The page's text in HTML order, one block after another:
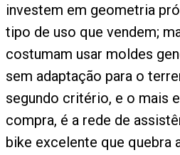
investem em geometria
tipo de uso que vendem;
costumam usar moldes
sem adaptação para o
segundo critério, e o mais
compra, é a rede de
bike excelente que quebra